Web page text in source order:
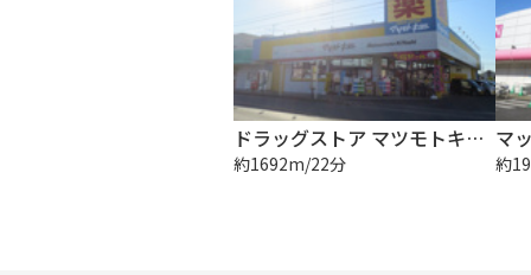
ドラッグストア マツモトキヨシ 辰巳台店
約1692m/22分
マ
約